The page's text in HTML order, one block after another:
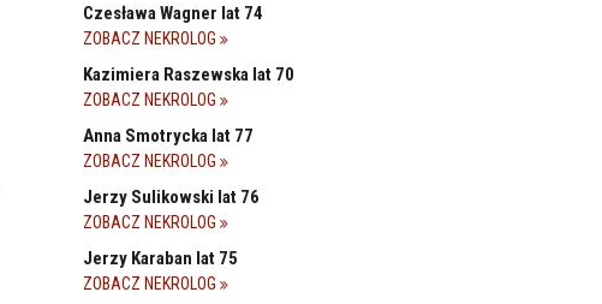
Czesława Wagner lat 74
ZOBACZ NEKROLOG
Kazimiera Raszewska lat 70
ZOBACZ NEKROLOG
Anna Smotrycka lat 77
ZOBACZ NEKROLOG
Jerzy Sulikowski lat 76
ZOBACZ NEKROLOG
Jerzy Karaban lat 75
ZOBACZ NEKROLOG